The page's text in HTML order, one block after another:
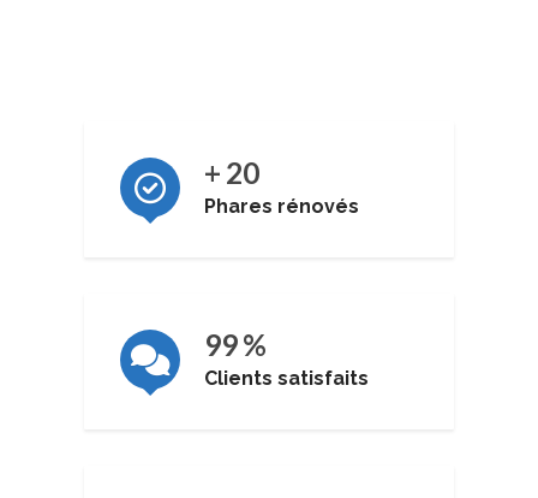
+ 20
Phares rénovés
99%
Clients satisfaits